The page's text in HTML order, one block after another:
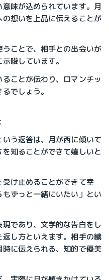
味が込められています。月
想いを上品に伝えることが
ことで、相手との出会いが
唆しています。
ことが伝わり、ロマンチッ
でしょう。
いう返答は、月が西に傾いて
知ることができて嬉しいと
け止めることができて幸
ずっと一緒にいたい」とい
であり、文学的な告白をし
し方といえます。相手の繊
に伝えられる、知的で優美